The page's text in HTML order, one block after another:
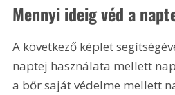
Mennyi ideig véd a
A következő képlet
naptej használata mellett
a bőr saját védelme mellett